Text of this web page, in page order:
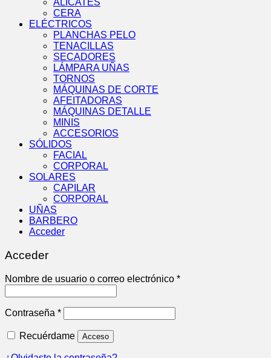
ALICATES
CERA
ELÉCTRICOS
PLANCHAS PELO
TENACILLAS
SECADORES
LÁMPARA UÑAS
TORNOS
MÁQUINAS DE CORTE
AFEITADORAS
MÁQUINAS DETALLE
MINIS
ACCESORIOS
SÓLIDOS
FACIAL
CORPORAL
SOLARES
CAPILAR
CORPORAL
UÑAS
BARBERO
Acceder
Acceder
Nombre de usuario o correo electrónico *Obligatorio
Contraseña *Obligatorio
Recuérdame Acceso